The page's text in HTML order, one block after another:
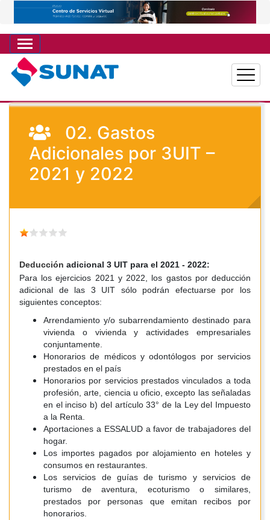
Pasar
al
contenido
principal
02. Gastos
Adicionales por 3UIT –
2021 y 2022
Deducción adicional 3 UIT para el 2021 - 2022:
Para los ejercicios 2021 y 2022, los gastos por deducción
adicional de las 3 UIT sólo podrán efectuarse por los
siguientes conceptos:
Arrendamiento y/o subarrendamiento destinado para
vivienda o vivienda y actividades empresariales
conjuntamente.
Honorarios de médicos y odontólogos por servicios
prestados en el país
Honorarios por servicios prestados vinculados a toda
profesión, arte, ciencia u oficio, excepto las señaladas
en el inciso b) del artículo 33° de la Ley del Impuesto
a la Renta.
Aportaciones a ESSALUD a favor de trabajadores del
hogar.
Los importes pagados por alojamiento en hoteles y
consumos en restaurantes.
Los servicios de guías de turismo y servicios de
turismo de aventura, ecoturismo o similares,
prestados por personas que emitan recibos por
honorarios.